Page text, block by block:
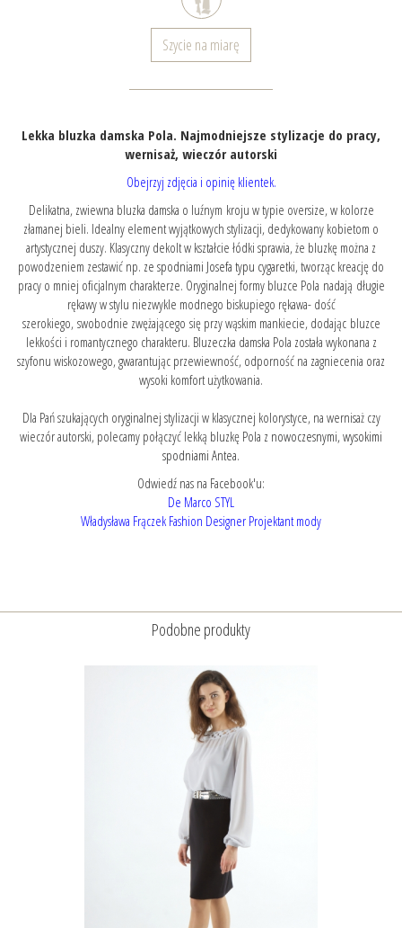
Szycie na miarę
Lekka bluzka damska Pola. Najmodniejsze stylizacje do pracy,
wernisaż, wieczór autorski
Obejrzyj zdjęcia i opinię klientek.
Delikatna, zwiewna bluzka damska o luźnym kroju w typie oversize, w kolorze
złamanej bieli. Idealny element wyjątkowych stylizacji, dedykowany kobietom o
artystycznej duszy. Klasyczny dekolt w kształcie łódki sprawia, że bluzkę można z
powodzeniem zestawić np. ze spodniami Josefa typu cygaretki, tworząc kreację do
pracy o mniej oficjalnym charakterze. Oryginalnej formy bluzce Pola nadają długie
rękawy w stylu niezwykle modnego biskupiego rękawa- dość
szerokiego, swobodnie zwężającego się przy wąskim mankiecie, dodając bluzce
lekkości i romantycznego charakteru. Bluzeczka damska Pola została wykonana z
szyfonu wiskozowego, gwarantując przewiewność, odporność na zagniecenia oraz
wysoki komfort użytkowania.
Dla Pań szukających oryginalnej stylizacji w klasycznej kolorystyce, na wernisaż czy
wieczór autorski, polecamy połączyć lekką bluzkę Pola z nowoczesnymi, wysokimi
spodniami Antea.
Odwiedź nas na Facebook'u:
De Marco STYL
Władysława Frączek Fashion Designer Projektant mody
Podobne produkty